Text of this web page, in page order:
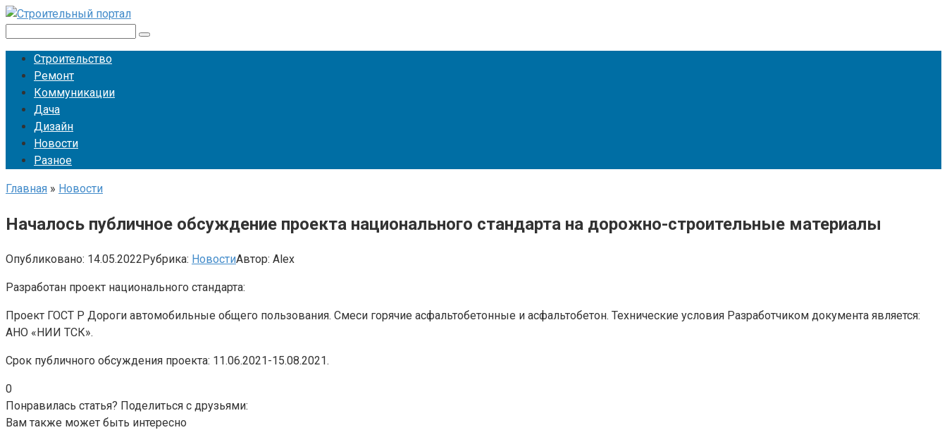
Перейти
Строительство
Ремонт
Коммуникации
Дача
Дизайн
Новости
Разное
Главная » Новости
Началось публичное обсуждение проекта национального стандарта на дорожно-строительные материалы
Опубликовано: 14.05.2022Рубрика: НовостиАвтор: Alex
Разработан проект национального стандарта:
Проект ГОСТ Р Дороги автомобильные общего пользования. Смеси горячие асфальтобетонные и асфальтобетон. Технические условия Разработчиком документа является:
АНО «НИИ ТСК».
Срок публичного обсуждения проекта: 11.06.2021-15.08.2021.
0
Понравилась статья? Поделиться с друзьями:
Вам также может быть интересно